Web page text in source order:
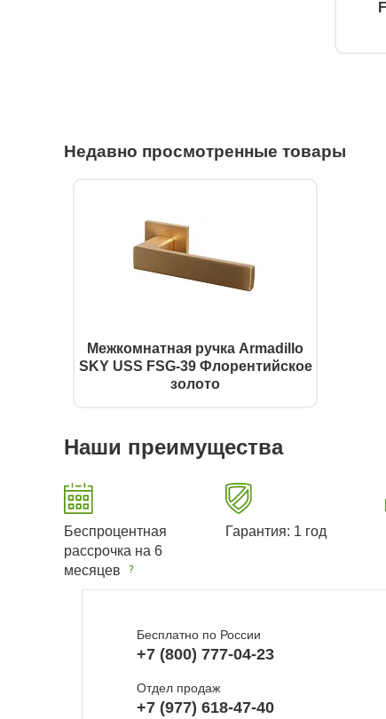
Недавно просмотренные товары
Межкомнатная ручка Armadillo
SKY USS FSG-39 Флорентийское
золото
Наши преимущества
Беспроцентная
рассрочка на 6
месяцев
Гарантия: 1 год
Бесплатно по России
+7 (800) 777-04-23
Отдел продаж
+7 (977) 618-47-40